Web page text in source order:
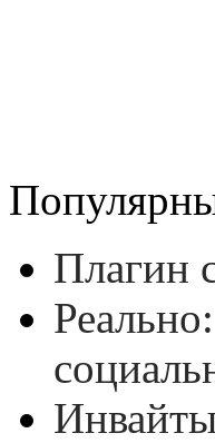
Плагин